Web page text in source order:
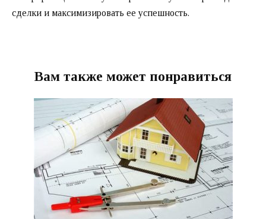
сделки и максимизировать ее успешность.
Вам также может понравиться